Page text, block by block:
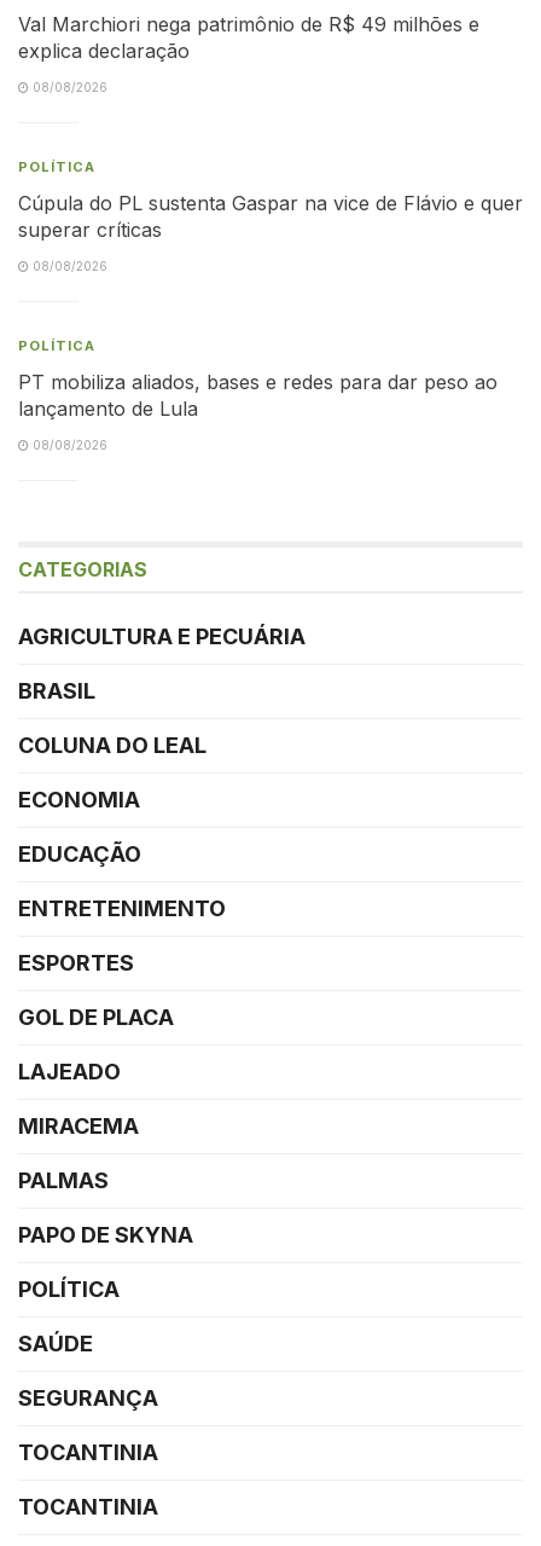
Val Marchiori nega patrimônio de R$ 49 milhões e
explica declaração
08/08/2026
POLÍTICA
Cúpula do PL sustenta Gaspar na vice de Flávio e quer
superar críticas
08/08/2026
POLÍTICA
PT mobiliza aliados, bases e redes para dar peso ao
lançamento de Lula
08/08/2026
CATEGORIAS
AGRICULTURA E PECUÁRIA
BRASIL
COLUNA DO LEAL
ECONOMIA
EDUCAÇÃO
ENTRETENIMENTO
ESPORTES
GOL DE PLACA
LAJEADO
MIRACEMA
PALMAS
PAPO DE SKYNA
POLÍTICA
SAÚDE
SEGURANÇA
TOCANTINIA
TOCANTINIA